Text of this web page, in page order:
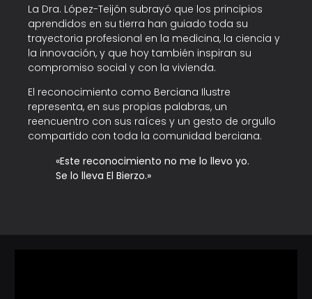
La Dra. López-Teijón subrayó que los principios
aprendidos en su tierra han guiado toda su
trayectoria profesional en la medicina, la ciencia y
la innovación, y que hoy también inspiran su
compromiso social y con la vivienda.
El reconocimiento como Berciana Ilustre
representa, en sus propias palabras, un
reencuentro con sus raíces y un gesto de orgullo
compartido con toda la comunidad berciana.
«Este reconocimiento no me lo llevo yo.
Se lo lleva El Bierzo.»